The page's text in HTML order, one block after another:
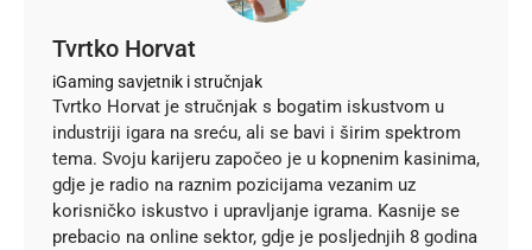
Tvrtko Horvat
iGaming savjetnik i stručnjak
Tvrtko Horvat je stručnjak s bogatim iskustvom u
industriji igara na sreću, ali se bavi i širim spektrom
tema. Svoju karijeru započeo je u kopnenim kasinima,
gdje je radio na raznim pozicijama vezanim uz
korisničko iskustvo i upravljanje igrama. Kasnije se
prebacio na online sektor, gdje je posljednjih 8 godina